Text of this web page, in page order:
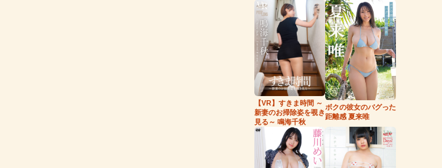
【VR】すきま時間 ～
新妻のお掃除姿を覗き
見る～ 鳴海千秋
ボクの彼女のバグった
距離感 夏来唯